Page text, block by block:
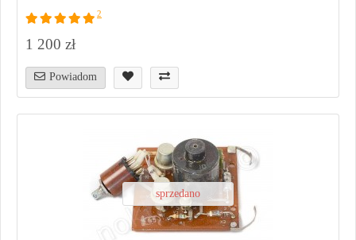
2
1 200 zł
Powiadom
sprzedano